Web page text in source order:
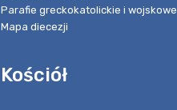
Parafie greckokatolickie i wojskowe
Mapa diecezji
Kościół